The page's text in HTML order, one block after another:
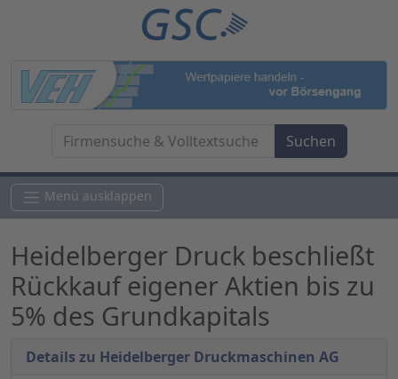
Menü ausklappen
Heidelberger Druck beschließt
Rückkauf eigener Aktien bis zu
5% des Grundkapitals
Details zu Heidelberger Druckmaschinen AG